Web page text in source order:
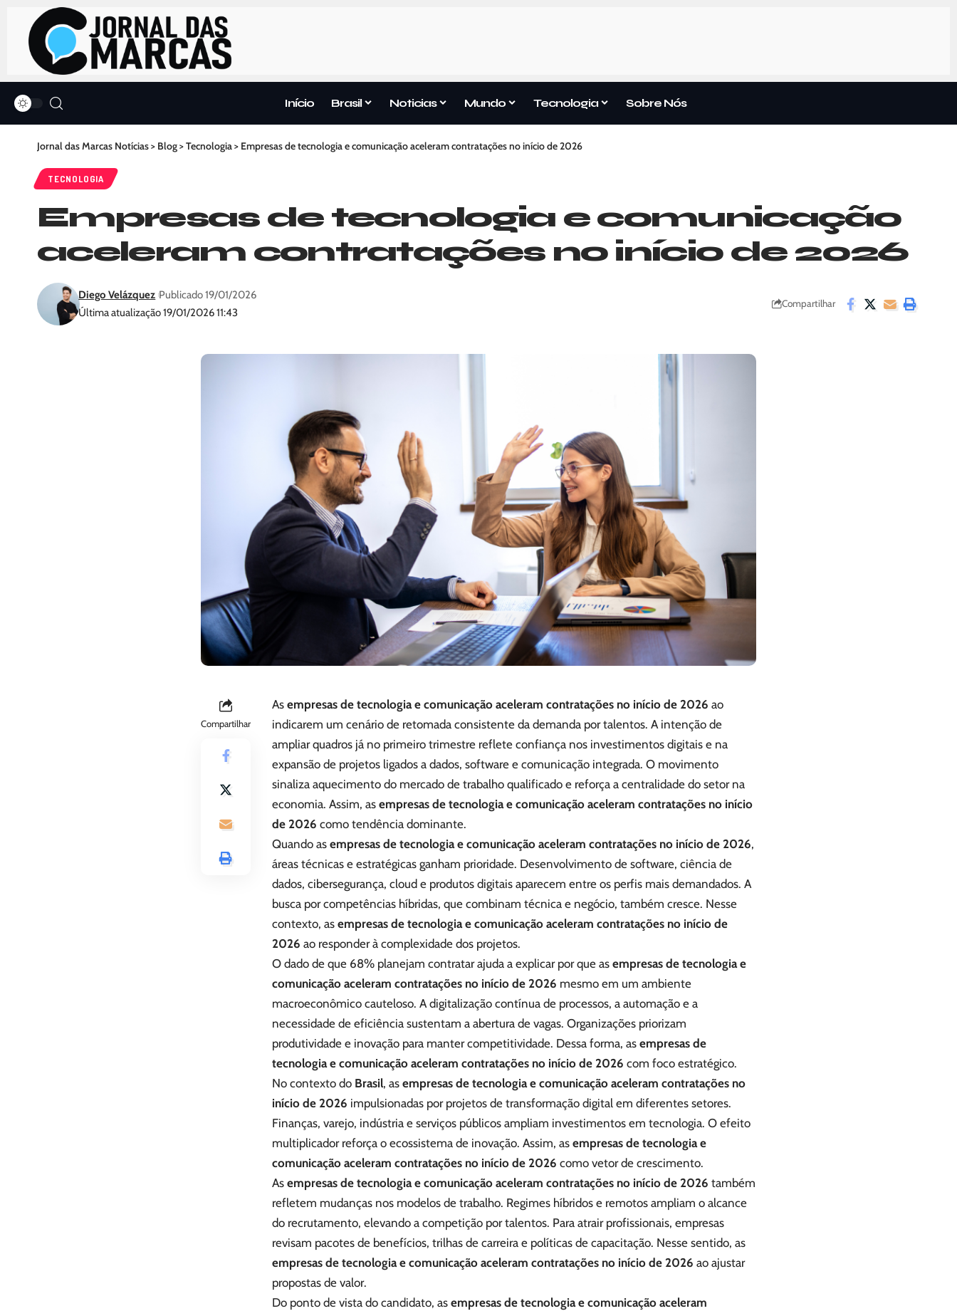
Início Brasil Noticias Mundo Tecnologia Sobre Nós
Jornal das Marcas Notícias> Blog>Tecnologia> Empresas de tecnologia e comunicação aceleram contratações no início de 2026
TECNOLOGIA
Empresas de tecnologia e comunicação
aceleram contratações no início de 2026
Última atualização 19/01/2026 11:43
Diego Velázquez Publicado 19/01/2026
Compartilhar
Compartilhar
As empresas de tecnologia e comunicação aceleram contratações no início de 2026 ao
indicarem um cenário de retomada consistente da demanda por talentos. A intenção de
ampliar quadros já no primeiro trimestre reflete confiança nos investimentos digitais e na
expansão de projetos ligados a dados, software e comunicação integrada. O movimento
sinaliza aquecimento do mercado de trabalho qualificado e reforça a centralidade do setor na
economia. Assim, as empresas de tecnologia e comunicação aceleram contratações no início
de 2026 como tendência dominante.
Quando as empresas de tecnologia e comunicação aceleram contratações no início de 2026,
áreas técnicas e estratégicas ganham prioridade. Desenvolvimento de software, ciência de
dados, cibersegurança, cloud e produtos digitais aparecem entre os perfis mais demandados. A
busca por competências híbridas, que combinam técnica e negócio, também cresce. Nesse
contexto, as empresas de tecnologia e comunicação aceleram contratações no início de
2026 ao responder à complexidade dos projetos.
O dado de que 68% planejam contratar ajuda a explicar por que as empresas de tecnologia e
comunicação aceleram contratações no início de 2026 mesmo em um ambiente
macroeconômico cauteloso. A digitalização contínua de processos, a automação e a
necessidade de eficiência sustentam a abertura de vagas. Organizações priorizam
produtividade e inovação para manter competitividade. Dessa forma, as empresas de
tecnologia e comunicação aceleram contratações no início de 2026 com foco estratégico.
No contexto do Brasil, as empresas de tecnologia e comunicação aceleram contratações no
início de 2026 impulsionadas por projetos de transformação digital em diferentes setores.
Finanças, varejo, indústria e serviços públicos ampliam investimentos em tecnologia. O efeito
multiplicador reforça o ecossistema de inovação. Assim, as empresas de tecnologia e
comunicação aceleram contratações no início de 2026 como vetor de crescimento.
As empresas de tecnologia e comunicação aceleram contratações no início de 2026 também
refletem mudanças nos modelos de trabalho. Regimes híbridos e remotos ampliam o alcance
do recrutamento, elevando a competição por talentos. Para atrair profissionais, empresas
revisam pacotes de benefícios, trilhas de carreira e políticas de capacitação. Nesse sentido, as
empresas de tecnologia e comunicação aceleram contratações no início de 2026 ao ajustar
propostas de valor.
Do ponto de vista do candidato, as empresas de tecnologia e comunicação aceleram